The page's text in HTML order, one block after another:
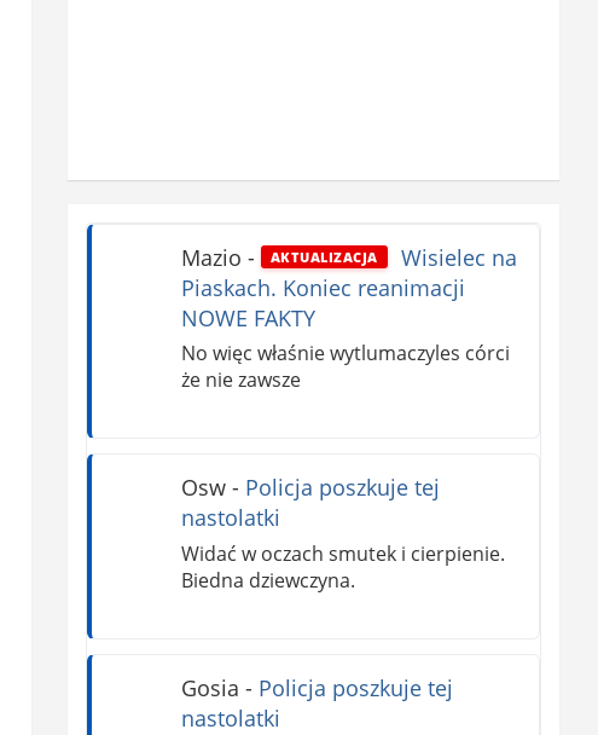
Mazio - AKTUALIZACJA
Wisielec na
Piaskach. Koniec reanimacji
NOWE FAKTY
No więc właśnie wytlumaczyles córci
że nie zawsze
Osw- Policja poszkuje tej
nastolatki
Widać w oczach smutek i cierpienie.
Biedna dziewczyna.
Gosia - Policja poszkuje tej
nastolatki